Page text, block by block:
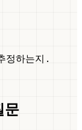
정하는지.
문